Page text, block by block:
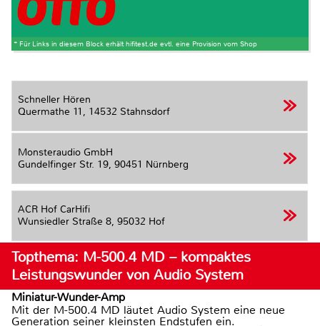
* Für Links in diesem Block erhält hifitest.de evtl. eine Provision vom Shop
Schneller Hören
Quermathe 11, 14532 Stahnsdorf
Monsteraudio GmbH
Gundelfinger Str. 19, 90451 Nürnberg
ACR Hof CarHifi
Wunsiedler Straße 8, 95032 Hof
Topthema: M-500.4 MD – kompaktes
Leistungswunder von Audio System
Miniatur-Wunder-Amp
Mit der M-500.4 MD läutet Audio System eine neue
Generation seiner kleinsten Endstufen ein.